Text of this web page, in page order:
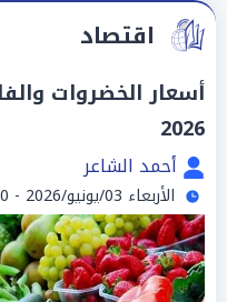
اقتصاد
2026
أحمد الشاعر
الأربعاء 03/يونيو/2026 - 08:00 ص